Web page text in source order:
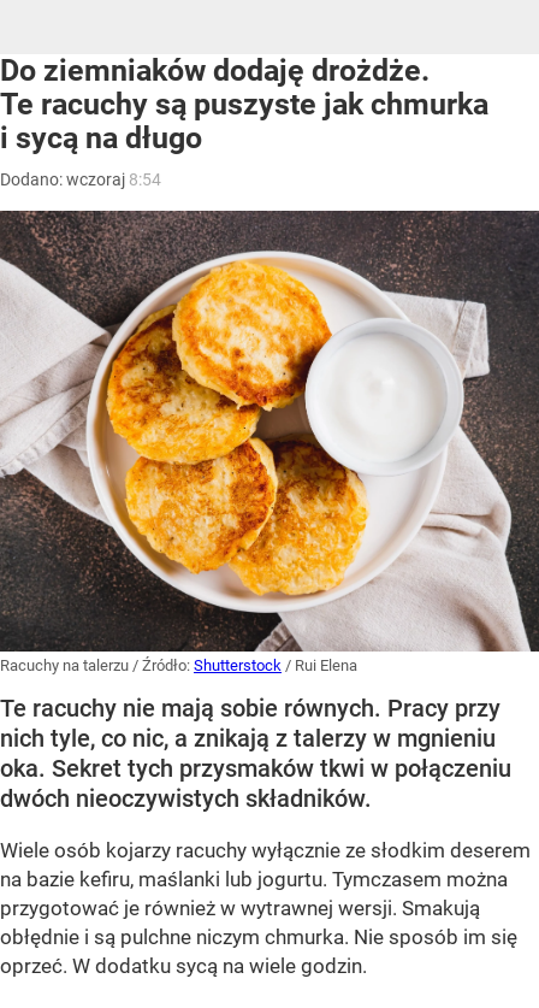
Do ziemniaków dodaję drożdże.
Te racuchy są puszyste jak chmurka
i sycą na długo
Dodano:wczoraj 8:54
Racuchy na talerzu / Źródło: Shutterstock / Rui Elena
Te racuchy nie mają sobie równych. Pracy przy
nich tyle, co nic, a znikają z talerzy w mgnieniu
oka. Sekret tych przysmaków tkwi w połączeniu
dwóch nieoczywistych składników.
Wiele osób kojarzy racuchy wyłącznie ze słodkim deserem
na bazie kefiru, maślanki lub jogurtu. Tymczasem można
przygotować je również w wytrawnej wersji. Smakują
obłędnie i są pulchne niczym chmurka. Nie sposób im się
oprzeć. W dodatku sycą na wiele godzin.